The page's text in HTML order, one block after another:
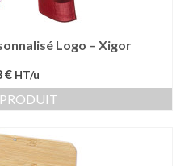
Logo – Xigor
€ HT/u